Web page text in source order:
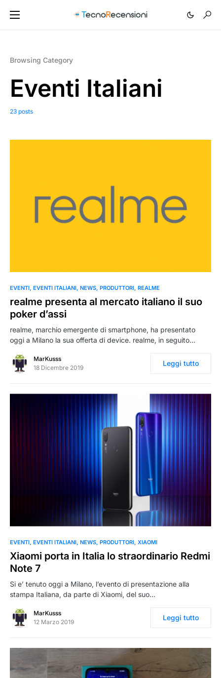
Browsing Category
Eventi Italiani
23 posts
0
EVENTI EVENTI ITALIANI NEWS PRODUTTORI REALME
realme presenta al mercato italiano il suo
poker d’assi
realme, marchio emergente di smartphone, ha presentato
oggi a Milano la sua offerta di device. realme, in seguito…
MarKusss
18 Dicembre 2019
Leggi tutto
0
EVENTI EVENTI ITALIANI NEWS PRODUTTORI XIAOMI
Xiaomi porta in Italia lo straordinario Redmi
Note 7
Si e’ tenuto oggi a Milano, l’evento di presentazione alla
stampa Italiana, da parte di Xiaomi, del suo…
MarKusss
12 Marzo 2019
Leggi tutto